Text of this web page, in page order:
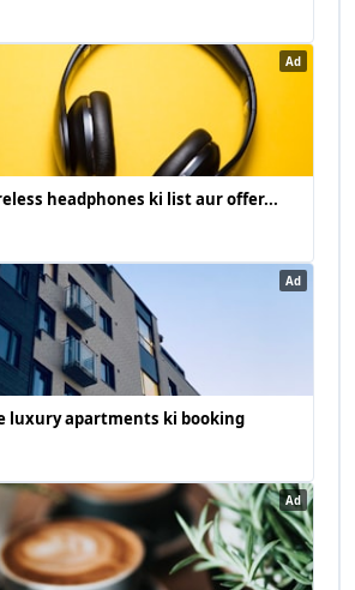
Ad
headphones ki list aur offer...
Ad
luxury apartments ki booking
Ad